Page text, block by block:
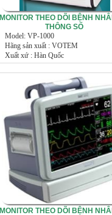
MONITOR THEO DÕI BỆNH
THÔNG SỐ
Model: VP-1000
Hãng sản xuất : VOTEM
Xuất xứ : Hàn Quốc
MONITOR THEO DÕI BỆNH